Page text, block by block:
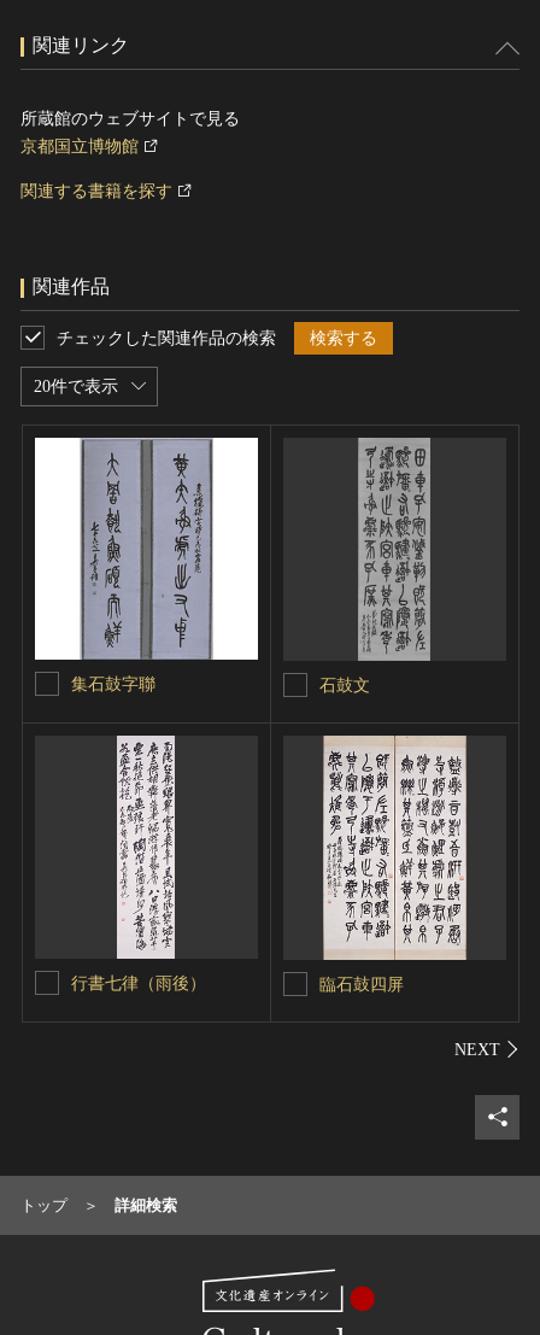
関連リンク
所蔵館のウェブサイトで見る
京都国立博物館
関連する書籍を探す
関連作品
20件で表示
チェックした関連作品の検索 検索する
集石鼓字聯 石鼓文
行書七律（雨後） 臨石鼓四屏
シェ
トップ 詳細検索